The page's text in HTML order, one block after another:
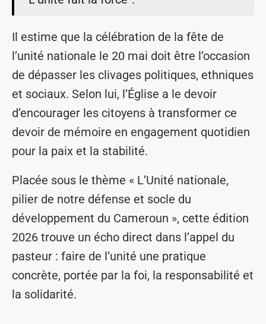
Il estime que la célébration de la fête de
l’unité nationale le 20 mai doit être l’occasion
de dépasser les clivages politiques, ethniques
et sociaux. Selon lui, l’Église a le devoir
d’encourager les citoyens à transformer ce
devoir de mémoire en engagement quotidien
pour la paix et la stabilité.
Placée sous le thème « L’Unité nationale,
pilier de notre défense et socle du
développement du Cameroun », cette édition
2026 trouve un écho direct dans l’appel du
pasteur : faire de l’unité une pratique
concrète, portée par la foi, la responsabilité et
la solidarité.